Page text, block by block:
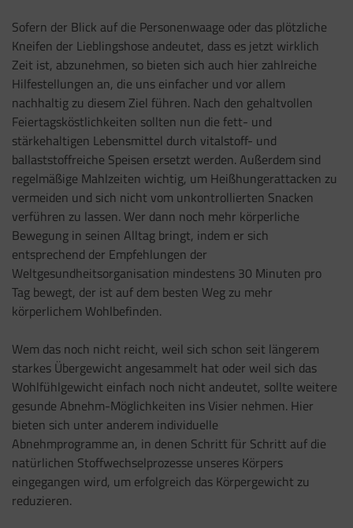
Sofern der Blick auf die Personenwaage oder das plötzliche
Kneifen der Lieblingshose andeutet, dass es jetzt wirklich
Zeit ist, abzunehmen, so bieten sich auch hier zahlreiche
Hilfestellungen an, die uns einfacher und vor allem
nachhaltig zu diesem Ziel führen. Nach den gehaltvollen
Feiertagsköstlichkeiten sollten nun die fett- und
stärkehaltigen Lebensmittel durch vitalstoff- und
ballaststoffreiche Speisen ersetzt werden. Außerdem sind
regelmäßige Mahlzeiten wichtig, um Heißhungerattacken zu
vermeiden und sich nicht vom unkontrollierten Snacken
verführen zu lassen. Wer dann noch mehr körperliche
Bewegung in seinen Alltag bringt, indem er sich
entsprechend der Empfehlungen der
Weltgesundheitsorganisation mindestens 30 Minuten pro
Tag bewegt, der ist auf dem besten Weg zu mehr
körperlichem Wohlbefinden.
Wem das noch nicht reicht, weil sich schon seit längerem
starkes Übergewicht angesammelt hat oder weil sich das
Wohlfühlgewicht einfach noch nicht andeutet, sollte weitere
gesunde Abnehm-Möglichkeiten ins Visier nehmen. Hier
bieten sich unter anderem individuelle
Abnehmprogramme an, in denen Schritt für Schritt auf die
natürlichen Stoffwechselprozesse unseres Körpers
eingegangen wird, um erfolgreich das Körpergewicht zu
reduzieren.